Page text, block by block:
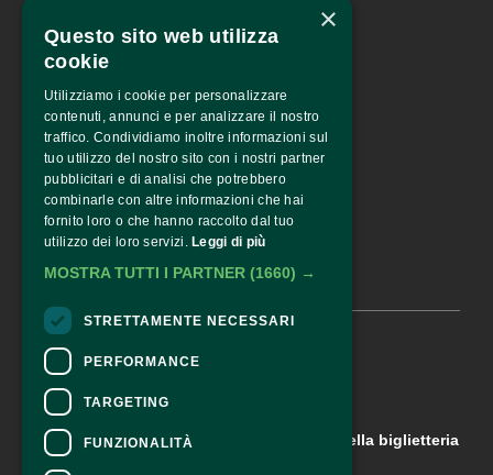
corso Garibaldi 31 – 42121
Reggio Emilia – Italy
info@fotografiaeuropea.it
SPECIAL SPONSOR
© 2026 •
CONTATTI
Per informazioni e supporto all'acquisto della biglietteria
×
Questo sito web utilizza
cookie
Utilizziamo i cookie per personalizzare
contenuti, annunci e per analizzare il nostro
traffico. Condividiamo inoltre informazioni sul
tuo utilizzo del nostro sito con i nostri partner
pubblicitari e di analisi che potrebbero
combinarle con altre informazioni che hai
fornito loro o che hanno raccolto dal tuo
utilizzo dei loro servizi. Leggi di più
MOSTRA TUTTI I PARTNER (1660) →
STRETTAMENTE NECESSARI
PERFORMANCE
TARGETING
FUNZIONALITÀ